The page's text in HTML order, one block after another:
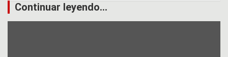
Continuar leyendo...